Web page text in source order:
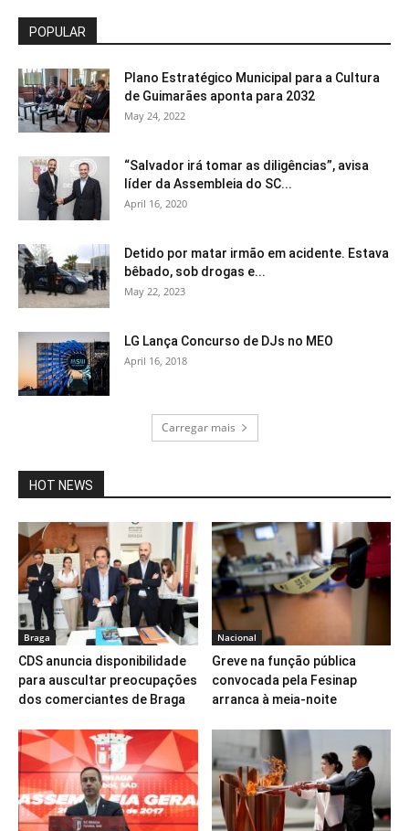
POPULAR
Plano Estratégico Municipal para a Cultura
de Guimarães aponta para 2032
May 24, 2022
“Salvador irá tomar as diligências”, avisa
líder da Assembleia do SC...
April 16, 2020
Detido por matar irmão em acidente. Estava
bêbado, sob drogas e...
May 22, 2023
LG Lança Concurso de DJs no MEO
April 16, 2018
Carregar mais
HOT NEWS
Braga
CDS anuncia disponibilidade
para auscultar preocupações
dos comerciantes de Braga
Nacional
Greve na função pública
convocada pela Fesinap
arranca à meia-noite